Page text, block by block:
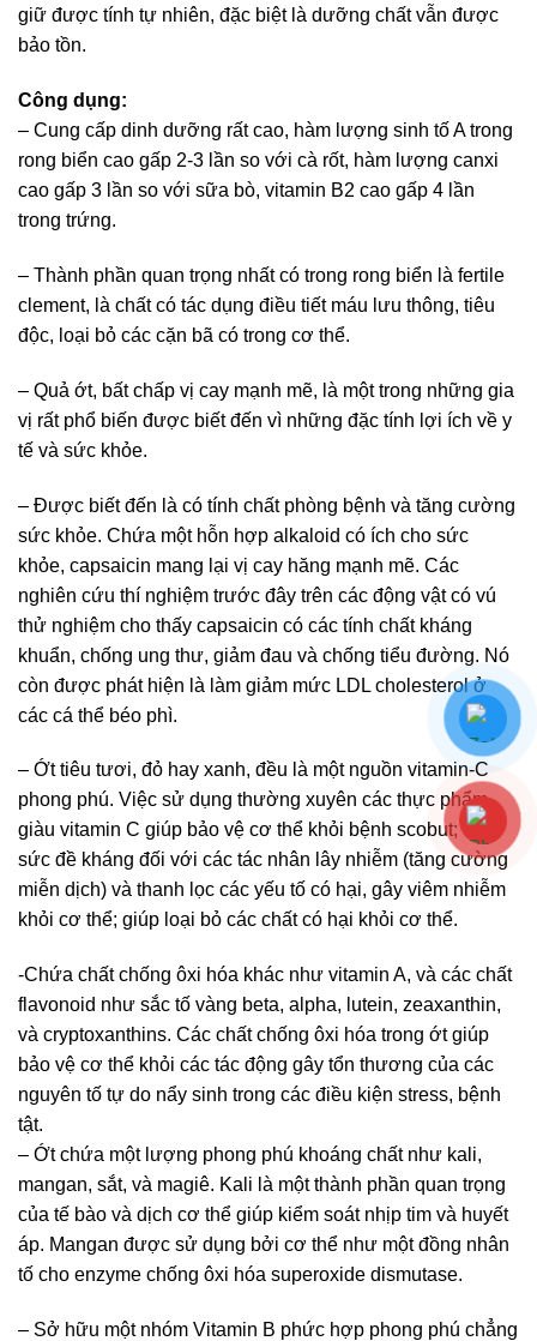
giữ được tính tự nhiên, đặc biệt là dưỡng chất vẫn được
bảo tồn.
Công dụng:
– Cung cấp dinh dưỡng rất cao, hàm lượng sinh tố A trong
rong biển cao gấp 2-3 lần so với cà rốt, hàm lượng canxi
cao gấp 3 lần so với sữa bò, vitamin B2 cao gấp 4 lần
trong trứng.
– Thành phần quan trọng nhất có trong rong biển là fertile
clement, là chất có tác dụng điều tiết máu lưu thông, tiêu
độc, loại bỏ các cặn bã có trong cơ thể.
– Quả ớt, bất chấp vị cay mạnh mẽ, là một trong những gia
vị rất phổ biến được biết đến vì những đặc tính lợi ích về y
tế và sức khỏe.
– Được biết đến là có tính chất phòng bệnh và tăng cường
sức khỏe. Chứa một hỗn hợp alkaloid có ích cho sức
khỏe, capsaicin mang lại vị cay hăng mạnh mẽ. Các
nghiên cứu thí nghiệm trước đây trên các động vật có vú
thử nghiệm cho thấy capsaicin có các tính chất kháng
khuẩn, chống ung thư, giảm đau và chống tiểu đường. Nó
còn được phát hiện là làm giảm mức LDL cholesterol ở
các cá thể béo phì.
– Ớt tiêu tươi, đỏ hay xanh, đều là một nguồn vitamin-C
phong phú. Việc sử dụng thường xuyên các thực phẩm
giàu vitamin C giúp bảo vệ cơ thể khỏi bệnh scobut; tăng
sức đề kháng đối với các tác nhân lây nhiễm (tăng cường
miễn dịch) và thanh lọc các yếu tố có hại, gây viêm nhiễm
khỏi cơ thể; giúp loại bỏ các chất có hại khỏi cơ thể.
-Chứa chất chống ôxi hóa khác như vitamin A, và các chất
flavonoid như sắc tố vàng beta, alpha, lutein, zeaxanthin,
và cryptoxanthins. Các chất chống ôxi hóa trong ớt giúp
bảo vệ cơ thể khỏi các tác động gây tổn thương của các
nguyên tố tự do nẩy sinh trong các điều kiện stress, bệnh
tật.
– Ớt chứa một lượng phong phú khoáng chất như kali,
mangan, sắt, và magiê. Kali là một thành phần quan trọng
của tế bào và dịch cơ thể giúp kiểm soát nhịp tim và huyết
áp. Mangan được sử dụng bởi cơ thể như một đồng nhân
tố cho enzyme chống ôxi hóa superoxide dismutase.
– Sở hữu một nhóm Vitamin B phức hợp phong phú chẳng